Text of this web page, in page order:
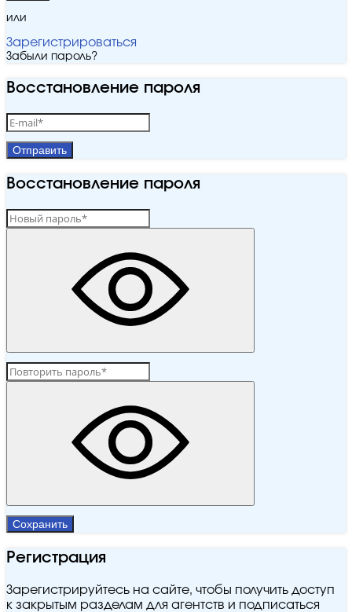
или
Зарегистрироваться
Забыли пароль?
Восстановление пароля
Отправить
Восстановление пароля
Сохранить
Регистрация
Зарегистрируйтесь на сайте, чтобы получить доступ
к закрытым разделам для агентств и подписаться